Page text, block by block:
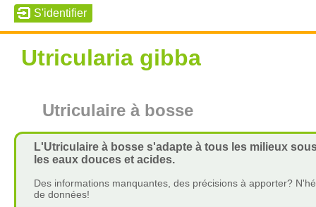
Utricularia gibba
Utriculaire à bosse
L'Utriculaire à bosse s'adapte à tous les milieux
les eaux douces et acides.
Des informations manquantes, des précisions à apporter?
de données!